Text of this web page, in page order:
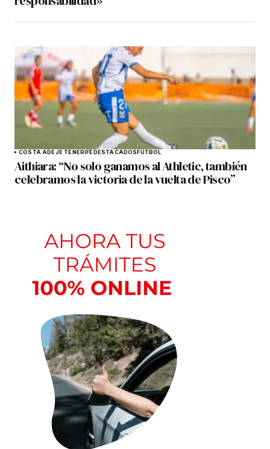
COSTA ADEJE TENERIFEDESTACADOSFÚTBOL
Aithiara: “No solo ganamos al Athletic, también
celebramos la victoria de la vuelta de Pisco”